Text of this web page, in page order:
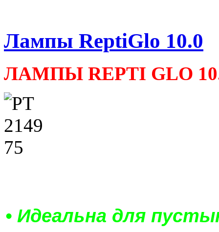
Лампы ReptiGlo 10.0
ЛАМПЫ REPTI GLO
• Идеальна для